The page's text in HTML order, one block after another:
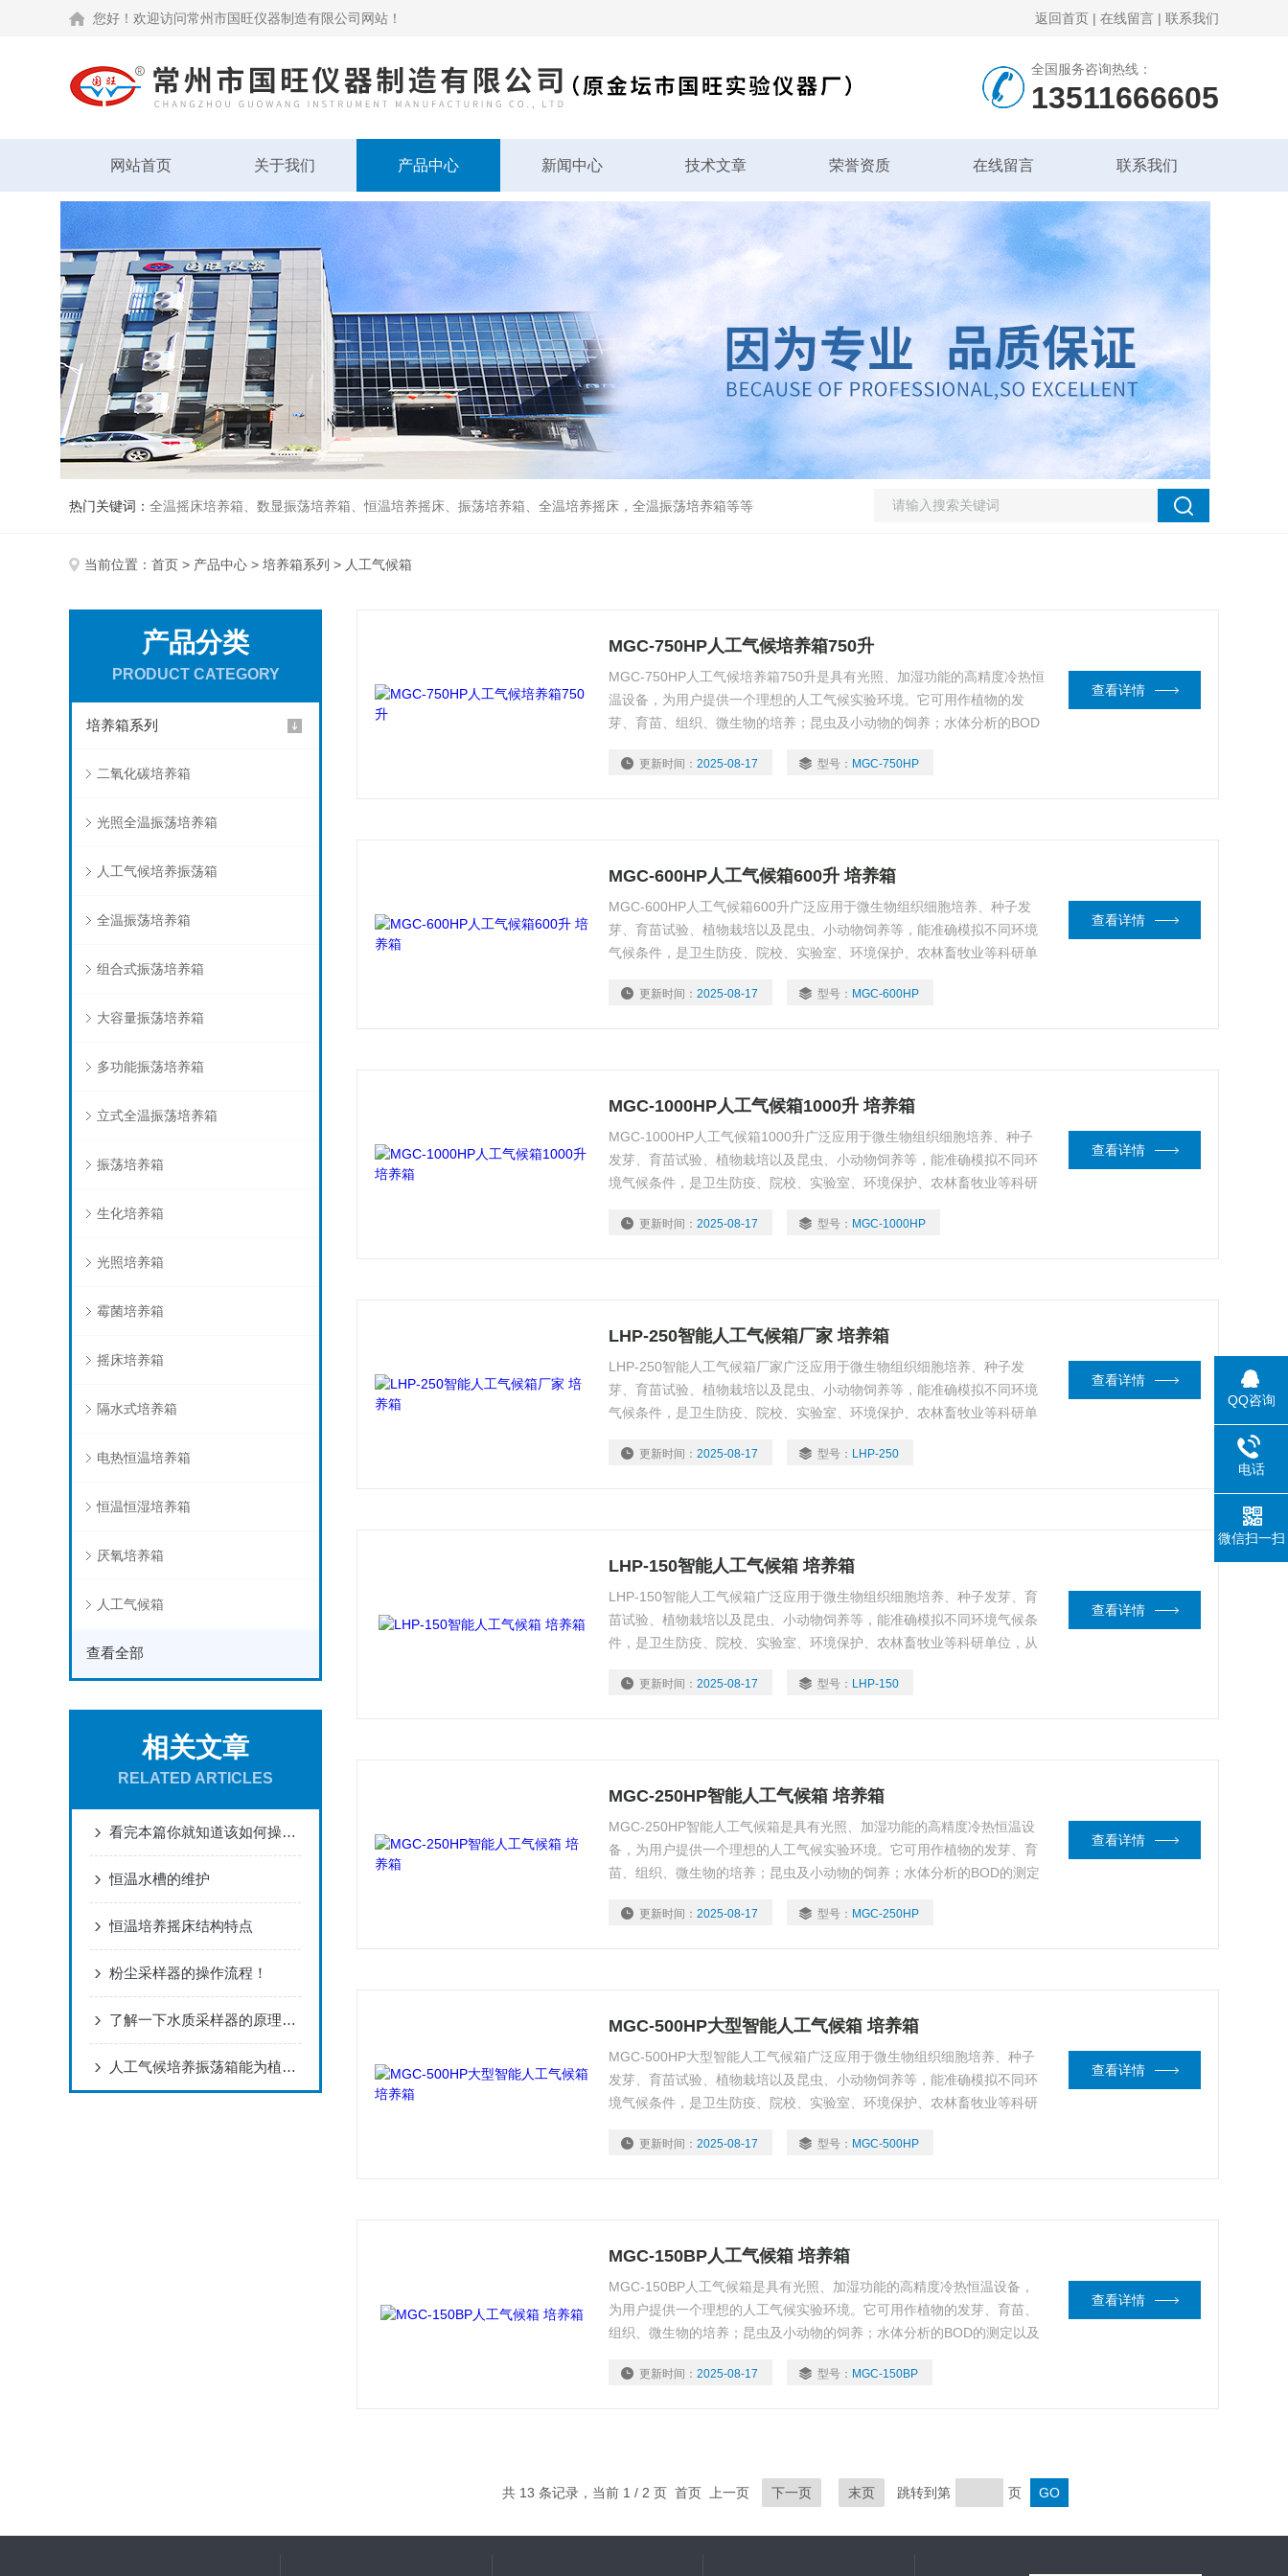
您好！欢迎访问常州市国旺仪器制造有限公司网站！ 返回首页 | 在线留言 | 联系我们
全国服务咨询热线：
13511666605
网站首页 关于我们 产品中心 新闻中心 技术文章 荣誉资质 在线留言 联系我们
热门关键词： 全温摇床培养箱、数显振荡培养箱、恒温培养摇床、振荡培养箱、全温培养摇床，全温振荡培养箱等等
当前位置： 首页 > 产品中心 > 培养箱系列 > 人工气候箱
产品分类
PRODUCT CATEGORY
培养箱系列
二氧化碳培养箱
光照全温振荡培养箱
人工气候培养振荡箱
全温振荡培养箱
组合式振荡培养箱
大容量振荡培养箱
多功能振荡培养箱
立式全温振荡培养箱
振荡培养箱
生化培养箱
光照培养箱
霉菌培养箱
摇床培养箱
隔水式培养箱
电热恒温培养箱
恒温恒湿培养箱
厌氧培养箱
人工气候箱
查看全部
相关文章
RELATED ARTICLES
看完本篇你就知道该如何操作使用粉尘采样器了
恒温水槽的维护
恒温培养摇床结构特点
粉尘采样器的操作流程！
了解一下水质采样器的原理及特点吧
人工气候培养振荡箱能为植物提供适宜的生长环境
MGC-750HP人工气候培养箱750升
MGC-750HP人工气候培养箱750升是具有光照、加湿功能的高精度冷热恒
温设备，为用户提供一个理想的人工气候实验环境。它可用作植物的发
芽、育苗、组织、微生物的培养；昆虫及小动物的饲养；水体分析的BOD
业、环境科学、畜牧、水产等生产和科研部门理想的试验设备。
更新时间：2025-08-17 型号： MGC-750HP
查看详情
MGC-600HP人工气候箱600升 培养箱
MGC-600HP人工气候箱600升广泛应用于微生物组织细胞培养、种子发
芽、育苗试验、植物栽培以及昆虫、小动物饲养等，能准确模拟不同环境
气候条件，是卫生防疫、院校、实验室、环境保护、农林畜牧业等科研单
更新时间：2025-08-17 型号： MGC-600HP
查看详情
MGC-1000HP人工气候箱1000升 培养箱
MGC-1000HP人工气候箱1000升广泛应用于微生物组织细胞培养、种子
发芽、育苗试验、植物栽培以及昆虫、小动物饲养等，能准确模拟不同环
境气候条件，是卫生防疫、院校、实验室、环境保护、农林畜牧业等科研
更新时间：2025-08-17 型号： MGC-1000HP
查看详情
LHP-250智能人工气候箱厂家 培养箱
LHP-250智能人工气候箱厂家广泛应用于微生物组织细胞培养、种子发
芽、育苗试验、植物栽培以及昆虫、小动物饲养等，能准确模拟不同环境
气候条件，是卫生防疫、院校、实验室、环境保护、农林畜牧业等科研单
更新时间：2025-08-17 型号： LHP-250
查看详情
LHP-150智能人工气候箱 培养箱
LHP-150智能人工气候箱广泛应用于微生物组织细胞培养、种子发芽、育
苗试验、植物栽培以及昆虫、小动物饲养等，能准确模拟不同环境气候条
件，是卫生防疫、院校、实验室、环境保护、农林畜牧业等科研单位，从
更新时间：2025-08-17 型号： LHP-150
查看详情
MGC-250HP智能人工气候箱 培养箱
MGC-250HP智能人工气候箱是具有光照、加湿功能的高精度冷热恒温设
备，为用户提供一个理想的人工气候实验环境。它可用作植物的发芽、育
苗、组织、微生物的培养；昆虫及小动物的饲养；水体分析的BOD的测定
境科学、畜牧、水产等生产和科研部门理想的试验设备。
更新时间：2025-08-17 型号： MGC-250HP
查看详情
MGC-500HP大型智能人工气候箱 培养箱
MGC-500HP大型智能人工气候箱广泛应用于微生物组织细胞培养、种子
发芽、育苗试验、植物栽培以及昆虫、小动物饲养等，能准确模拟不同环
境气候条件，是卫生防疫、院校、实验室、环境保护、农林畜牧业等科研
更新时间：2025-08-17 型号： MGC-500HP
查看详情
MGC-150BP人工气候箱 培养箱
MGC-150BP人工气候箱是具有光照、加湿功能的高精度冷热恒温设备，
为用户提供一个理想的人工气候实验环境。它可用作植物的发芽、育苗、
组织、微生物的培养；昆虫及小动物的饲养；水体分析的BOD的测定以及
学、畜牧、水产等生产和科研部门理想的试验设备。
更新时间：2025-08-17 型号： MGC-150BP
查看详情
共 13 条记录，当前 1 / 2 页 首页 上一页 下一页 末页 跳转到第 页
QQ咨询
电话
微信扫一扫